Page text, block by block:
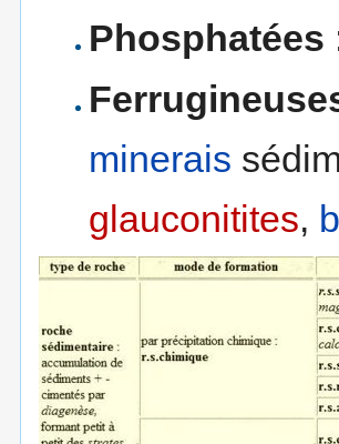
Phosphatées
minerais
glauconitites,